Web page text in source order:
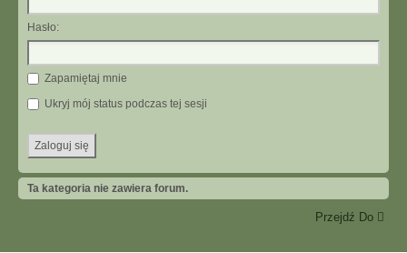
Hasło:
Zapamiętaj mnie
Ukryj mój status podczas tej sesji
Ta kategoria nie zawiera forum.
Przejdź Do